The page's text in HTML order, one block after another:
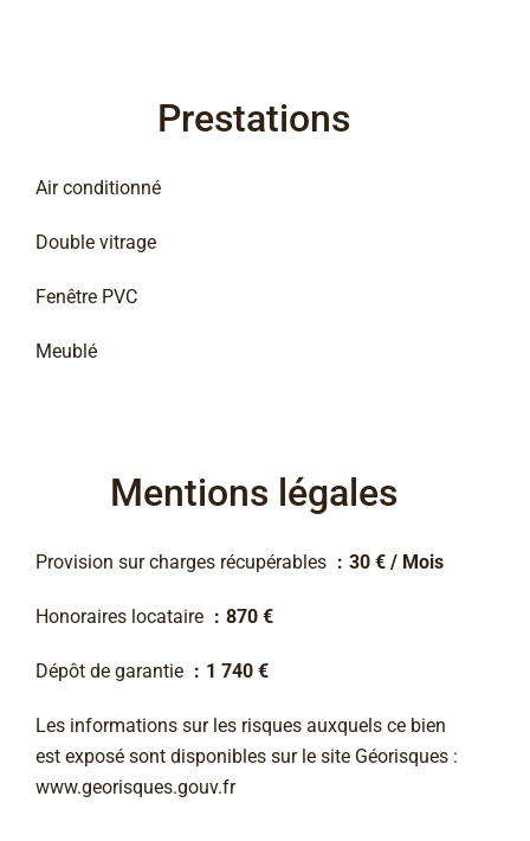
Prestations
Air conditionné
Double vitrage
Fenêtre PVC
Meublé
Mentions légales
Provision sur charges récupérables 30 € / Mois
Honoraires locataire 870 €
Dépôt de garantie 1 740 €
Les informations sur les risques auxquels ce bien
est exposé sont disponibles sur le site Géorisques :
www.georisques.gouv.fr